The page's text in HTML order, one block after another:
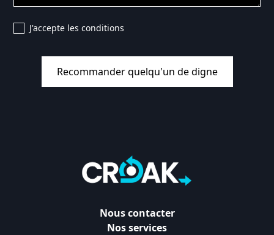
J'accepte les conditions
Nous contacter
Nos services